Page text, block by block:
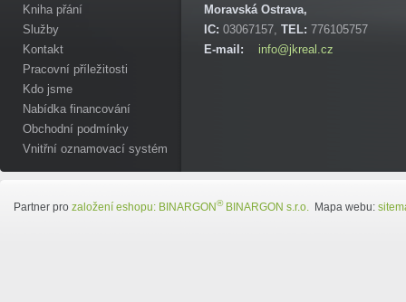
Kniha přání
Služby
Kontakt
Pracovní příležitosti
Kdo jsme
Nabídka financování
Obchodní podmínky
Vnitřní oznamovací systém
Moravská Ostrava,
IC: 03067157, TEL: 776105757
E-mail:
info@jkreal.cz
Partner pro založení eshopu: BINARGON®BINARGON s.r.o. Mapa webu: